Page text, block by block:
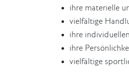
ihre materielle
vielfältige
ihre
ihre
vielfältige